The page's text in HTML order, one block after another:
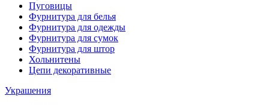
Пуговицы
Фурнитура для белья
Фурнитура для одежды
Фурнитура для сумок
Фурнитура для штор
Хольнитены
Цепи декоративные
Украшения